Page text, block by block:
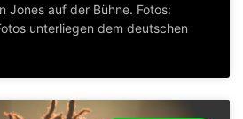
Jones auf der Bühne. Fotos:
unterliegen dem deutschen